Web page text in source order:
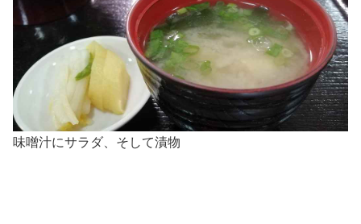
味噌汁にサラダ、そして漬物